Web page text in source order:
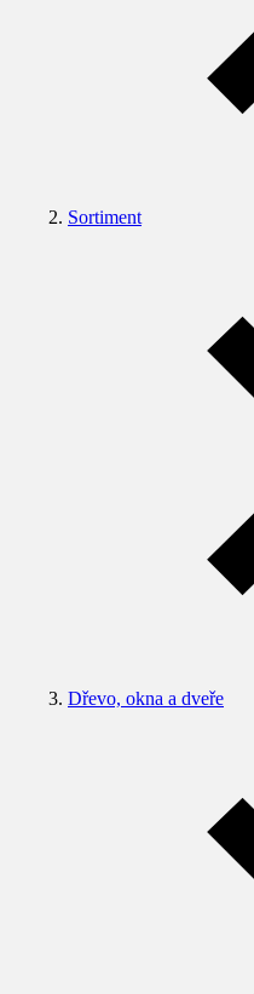
Sortiment
Dřevo, okna a dveře